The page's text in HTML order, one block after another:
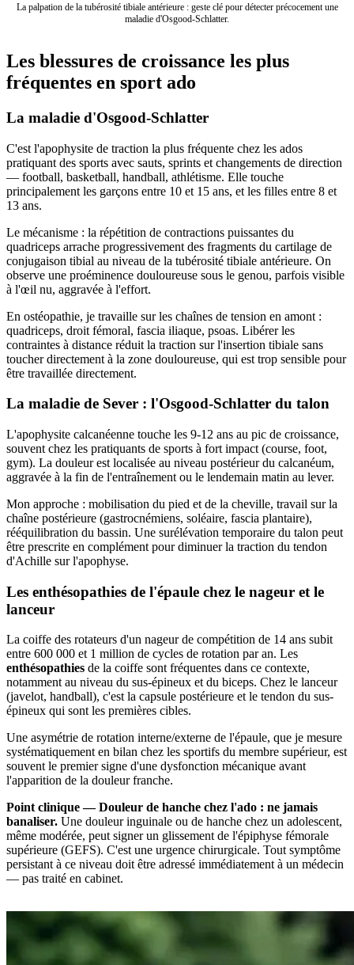
La palpation de la tubérosité tibiale antérieure : geste clé pour détecter précocement une
maladie d'Osgood-Schlatter.
Les blessures de croissance les plus
fréquentes en sport ado
La maladie d'Osgood-Schlatter
C'est l'apophysite de traction la plus fréquente chez les ados
pratiquant des sports avec sauts, sprints et changements de direction
— football, basketball, handball, athlétisme. Elle touche
principalement les garçons entre 10 et 15 ans, et les filles entre 8 et
13 ans.
Le mécanisme : la répétition de contractions puissantes du
quadriceps arrache progressivement des fragments du cartilage de
conjugaison tibial au niveau de la tubérosité tibiale antérieure. On
observe une proéminence douloureuse sous le genou, parfois visible
à l'œil nu, aggravée à l'effort.
En ostéopathie, je travaille sur les chaînes de tension en amont :
quadriceps, droit fémoral, fascia iliaque, psoas. Libérer les
contraintes à distance réduit la traction sur l'insertion tibiale sans
toucher directement à la zone douloureuse, qui est trop sensible pour
être travaillée directement.
La maladie de Sever : l'Osgood-Schlatter du talon
L'apophysite calcanéenne touche les 9-12 ans au pic de croissance,
souvent chez les pratiquants de sports à fort impact (course, foot,
gym). La douleur est localisée au niveau postérieur du calcanéum,
aggravée à la fin de l'entraînement ou le lendemain matin au lever.
Mon approche : mobilisation du pied et de la cheville, travail sur la
chaîne postérieure (gastrocnémiens, soléaire, fascia plantaire),
rééquilibration du bassin. Une surélévation temporaire du talon peut
être prescrite en complément pour diminuer la traction du tendon
d'Achille sur l'apophyse.
Les enthésopathies de l'épaule chez le nageur et le
lanceur
La coiffe des rotateurs d'un nageur de compétition de 14 ans subit
entre 600 000 et 1 million de cycles de rotation par an. Les
enthésopathies de la coiffe sont fréquentes dans ce contexte,
notamment au niveau du sus-épineux et du biceps. Chez le lanceur
(javelot, handball), c'est la capsule postérieure et le tendon du sus-
épineux qui sont les premières cibles.
Une asymétrie de rotation interne/externe de l'épaule, que je mesure
systématiquement en bilan chez les sportifs du membre supérieur, est
souvent le premier signe d'une dysfonction mécanique avant
l'apparition de la douleur franche.
Point clinique — Douleur de hanche chez l'ado : ne jamais
banaliser. Une douleur inguinale ou de hanche chez un adolescent,
même modérée, peut signer un glissement de l'épiphyse fémorale
supérieure (GEFS). C'est une urgence chirurgicale. Tout symptôme
persistant à ce niveau doit être adressé immédiatement à un médecin
— pas traité en cabinet.